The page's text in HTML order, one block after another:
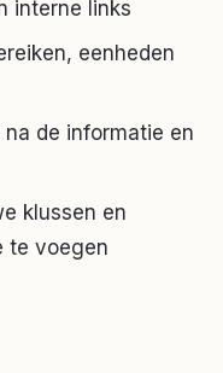
interne links
eenheden
de informatie en
klussen en
te voegen